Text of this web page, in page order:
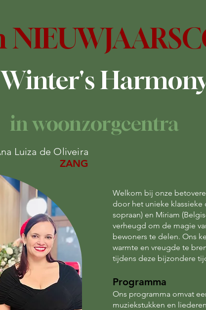
in woonzorgcentra
Luiza de Oliveira
ZANG
Welkom bij onze
door het unieke klassieke
sopraan) en Miriam
verheugd om de magie
bewoners te delen. Ons
warmte en vreugde te
tijdens deze bijzondere
Programma
Ons programma omvat
muziekstukken en